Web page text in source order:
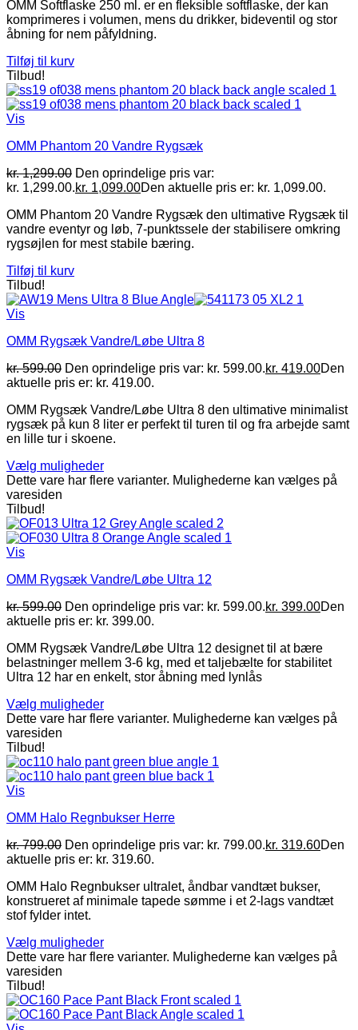
OMM Softflaske 250 ml. er en fleksible softflaske, der kan
komprimeres i volumen, mens du drikker, bideventil og stor
åbning for nem påfyldning.
Tilføj til kurv
Tilbud!
Vis
OMM Phantom 20 Vandre Rygsæk
kr.1,299.00 Den oprindelige pris var:
kr. 1,299.00.kr. 1,099.00Den aktuelle pris er: kr. 1,099.00.
OMM Phantom 20 Vandre Rygsæk den ultimative Rygsæk til
vandre eventyr og løb, 7-punktssele der stabilisere omkring
rygsøjlen for mest stabile bæring.
Tilføj til kurv
Tilbud!
Vis
OMM Rygsæk Vandre/Løbe Ultra 8
kr.599.00 Den oprindelige pris var: kr. 599.00.kr. 419.00Den
aktuelle pris er: kr. 419.00.
OMM Rygsæk Vandre/Løbe Ultra 8 den ultimative minimalist
rygsæk på kun 8 liter er perfekt til turen til og fra arbejde samt
en lille tur i skoene.
Vælg muligheder
Dette vare har flere varianter. Mulighederne kan vælges på
varesiden
Tilbud!
Vis
OMM Rygsæk Vandre/Løbe Ultra 12
kr.599.00 Den oprindelige pris var: kr. 599.00.kr. 399.00Den
aktuelle pris er: kr. 399.00.
OMM Rygsæk Vandre/Løbe Ultra 12 designet til at bære
belastninger mellem 3-6 kg, med et taljebælte for stabilitet
Ultra 12 har en enkelt, stor åbning med lynlås
Vælg muligheder
Dette vare har flere varianter. Mulighederne kan vælges på
varesiden
Tilbud!
Vis
OMM Halo Regnbukser Herre
kr.799.00 Den oprindelige pris var: kr. 799.00.kr. 319.60Den
aktuelle pris er: kr. 319.60.
OMM Halo Regnbukser ultralet, åndbar vandtæt bukser,
konstrueret af minimale tapede sømme i et 2-lags vandtæt
stof fylder intet.
Vælg muligheder
Dette vare har flere varianter. Mulighederne kan vælges på
varesiden
Tilbud!